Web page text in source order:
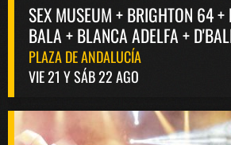
SEX MUSEUM + BRIGHTON 64 +
BALA + BLANCA ADELFA +
PLAZA DE ANDALUCÍA
VIE 21 Y SÁB 22 AGO